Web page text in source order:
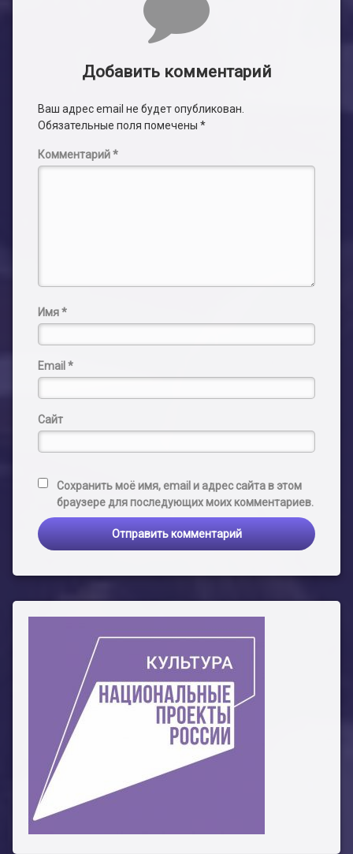
Добавить комментарий
Ваш адрес email не будет опубликован.
Обязательные поля помечены *
Комментарий*
Имя*
Email *
Сайт
Сохранить моё имя, email и адрес сайта в этом
браузере для последующих моих комментариев.